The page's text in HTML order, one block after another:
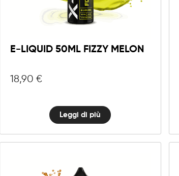
E-LIQUID 50ML FIZZY MELON
18,90€
Leggi di più